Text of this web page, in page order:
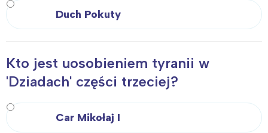
Duch Pokuty
Kto jest uosobieniem tyranii w
'Dziadach' części trzeciej?
Car Mikołaj I